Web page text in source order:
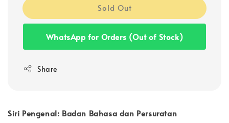
Sold Out
WhatsApp for Orders (Out of Stock)
Share
Siri Pengenal: Badan Bahasa dan Persuratan